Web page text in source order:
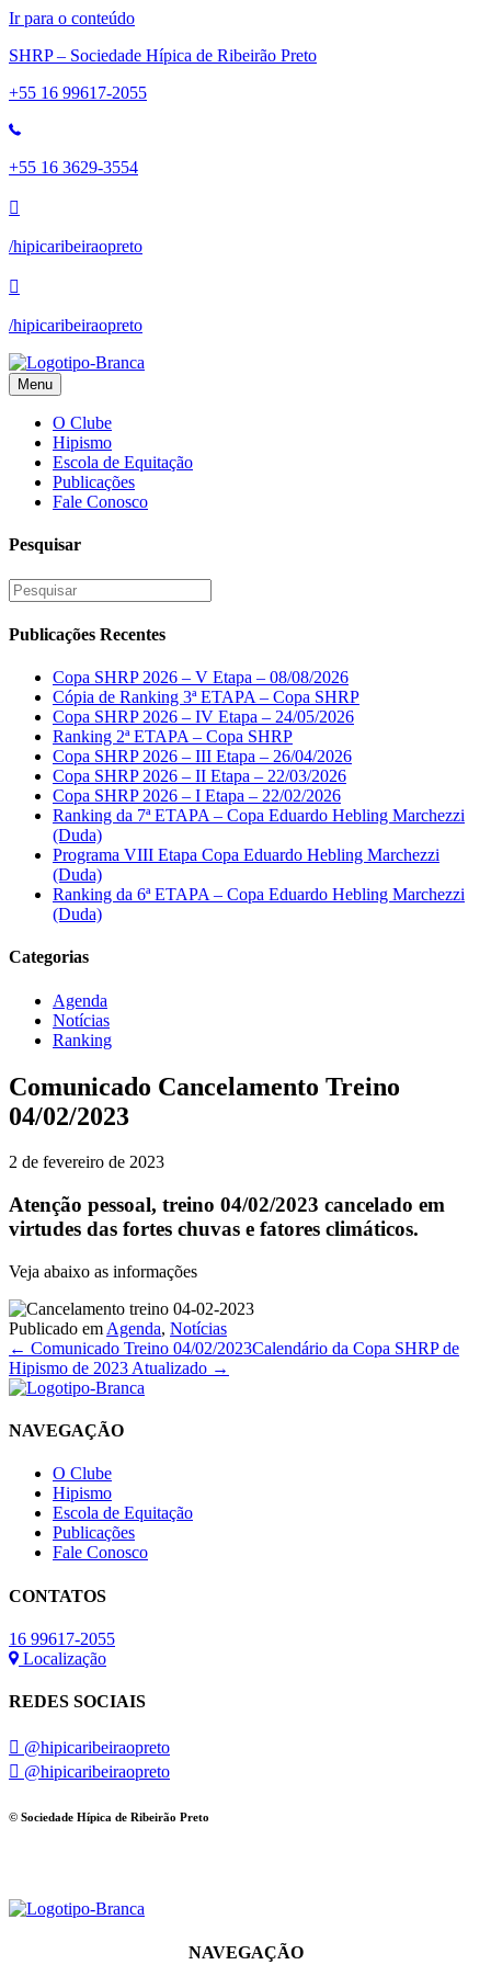
Ir para o conteúdo
SHRP – Sociedade Hípica de Ribeirão Preto
+55 16 99617-2055
+55 16 3629-3554
/hipicaribeiraopreto
/hipicaribeiraopreto
Menu
O Clube
Hipismo
Escola de Equitação
Publicações
Fale Conosco
Pesquisar
Publicações Recentes
Copa SHRP 2026 – V Etapa – 08/08/2026
Cópia de Ranking 3ª ETAPA – Copa SHRP
Copa SHRP 2026 – IV Etapa – 24/05/2026
Ranking 2ª ETAPA – Copa SHRP
Copa SHRP 2026 – III Etapa – 26/04/2026
Copa SHRP 2026 – II Etapa – 22/03/2026
Copa SHRP 2026 – I Etapa – 22/02/2026
Ranking da 7ª ETAPA – Copa Eduardo Hebling Marchezzi
(Duda)
Programa VIII Etapa Copa Eduardo Hebling Marchezzi
(Duda)
Ranking da 6ª ETAPA – Copa Eduardo Hebling Marchezzi
(Duda)
Categorias
Agenda
Notícias
Ranking
Comunicado Cancelamento Treino
04/02/2023
2 de fevereiro de 2023
Atenção pessoal, treino 04/02/2023 cancelado em
virtudes das fortes chuvas e fatores climáticos.
Veja abaixo as informações
Publicado em Agenda, Notícias
← Comunicado Treino 04/02/2023Calendário da Copa SHRP de
Hipismo de 2023 Atualizado →
NAVEGAÇÃO
O Clube
Hipismo
Escola de Equitação
Publicações
Fale Conosco
CONTATOS
16 99617-2055
Localização
REDES SOCIAIS
@hipicaribeiraopreto
@hipicaribeiraopreto
© Sociedade Hípica de Ribeirão Preto
NAVEGAÇÃO